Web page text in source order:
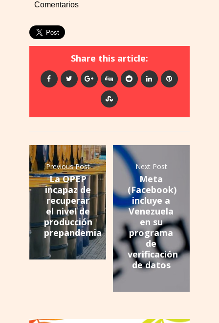
Comentarios
Share this article:
Previous Post
La OPEP
incapaz de
recuperar
el nivel de
producción
prepandemia
Next Post
Meta
(Facebook)
incluye a
Venezuela
en su
programa
de
verificación
de datos